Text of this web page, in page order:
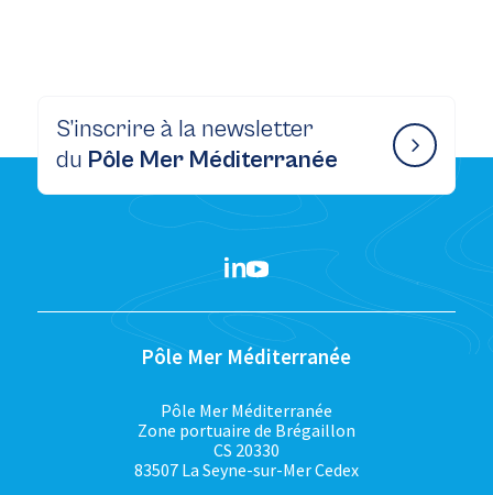
S’inscrire à la newsletter
du Pôle Mer Méditerranée
Pôle Mer Méditerranée
Pôle Mer Méditerranée
Zone portuaire de Brégaillon
CS 20330
83507 La Seyne-sur-Mer Cedex